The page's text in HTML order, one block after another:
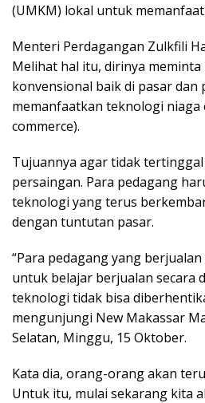
(UMKM) lokal untuk
Menteri Perdagangan Zulkfili
Melihat hal itu, dirinya
konvensional baik di pasar dan
memanfaatkan teknologi niaga
commerce).
Tujuannya agar tidak tertinggal
persaingan. Para pedagang
teknologi yang terus
dengan tuntutan pasar.
“Para pedagang yang
untuk belajar berjualan secara
teknologi tidak bisa
mengunjungi New Makassar
Selatan, Minggu, 15 Oktober.
Kata dia, orang-orang akan
Untuk itu, mulai sekarang kita